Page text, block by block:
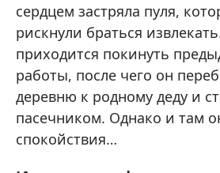
сердцем застряла пуля,
рискнули браться
приходится покинуть
работы, после чего он
деревню к родному деду и
пасечником. Однако и там
спокойствия…